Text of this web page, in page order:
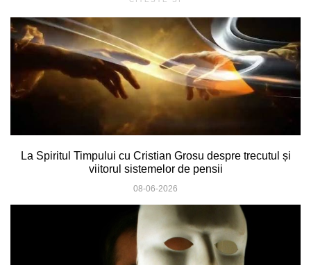
La Spiritul Timpului cu Cristian Grosu despre trecutul și
viitorul sistemelor de pensii
08-06-2026